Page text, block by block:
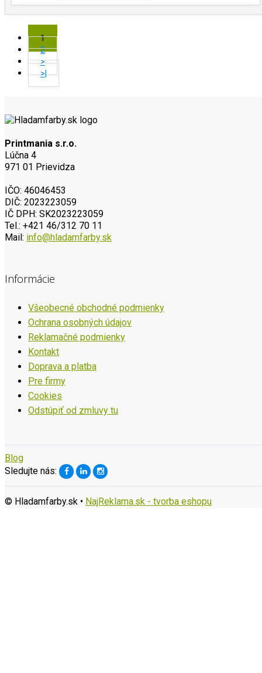
1
2
>
>|
Printmania s.r.o.
Lúčna 4
971 01 Prievidza
IČO: 46046453
DIČ: 2023223059
IČ DPH: SK2023223059
Tel.: +421 46/312 70 11
Mail: info@hladamfarby.sk
Informácie
Všeobecné obchodné podmienky
Ochrana osobných údajov
Reklamačné podmienky
Kontakt
Doprava a platba
Pre firmy
Cookies
Odstúpiť od zmluvy tu
Blog
Sledujte nás:
© Hladamfarby.sk • NajReklama.sk - tvorba eshopu